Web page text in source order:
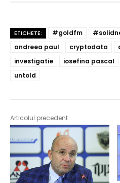
ETICHETE: #goldfm
andreea paul
cryptodata
investigatie
iosefina pascal
untold
Articolul precedent